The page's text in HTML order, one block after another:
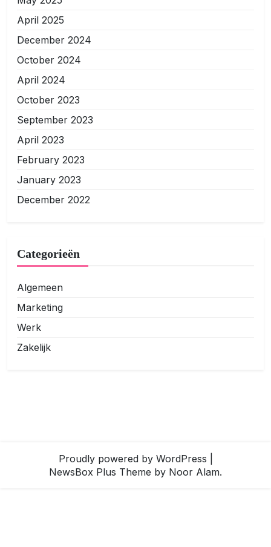
April 2025
December 2024
October 2024
April 2024
October 2023
September 2023
April 2023
February 2023
January 2023
December 2022
Categorieën
Algemeen
Marketing
Werk
Zakelijk
Proudly powered by WordPress
NewsBox Plus Theme by Noor Alam.